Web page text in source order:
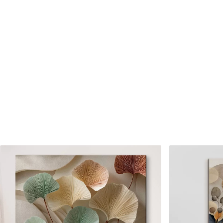
✓
✓Biztonságos, szagtalan tinta
✗ Vászonhatású felület
✗Környezetbarát anyag
✓
✓
✓ Vászonhatású felület
✗ Környezetbarát anyag